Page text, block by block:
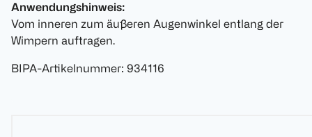
Anwendungshinweis:
Vom inneren zum äußeren Augenwinkel entlang der
Wimpern auftragen.
BIPA-Artikelnummer: 934116